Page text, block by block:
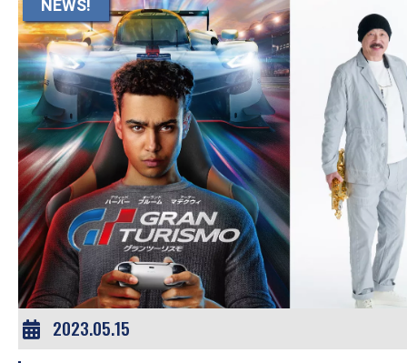
NEWS!
2023.05.15